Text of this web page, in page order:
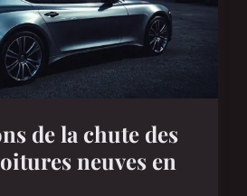
de la chute des
neuves en